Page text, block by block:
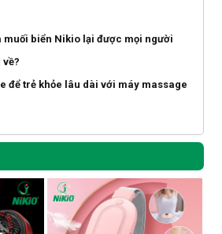
muối biển Nikio lại được mọi người
để trẻ khỏe lâu dài với máy massage